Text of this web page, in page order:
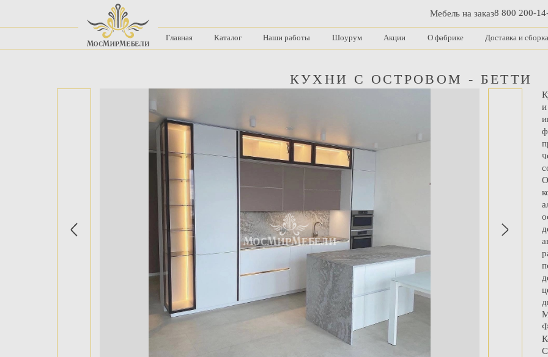
Мебель на заказ8 800 200-
Главная Каталог Наши работы Шоурум Акции О фабрике Доставка и сборка
КУХНИ С ОСТРОВОМ - БЕТТИ